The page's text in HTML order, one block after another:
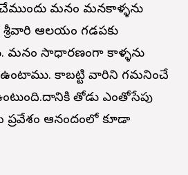
మనం మనకాళ్ళను
శ్రీవారి ఆలయం గడపకు
మనం సాధారణంగా కాళ్ళను
కాబట్టి వారిని గమనించే
తోడు ఎంతోసేపు
ఆనందంలో కూడా